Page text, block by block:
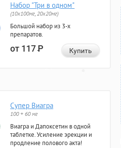
Набор "Три в одном"
(10x100мг, 20x20мг)
Большой набор из 3-х
препаратов.
от 117Р Купить
Супер Виагра
100 + 60 мг
Виагра и Дапоксетин в одной
таблетке. Усиление эрекции и
продление полового акта!